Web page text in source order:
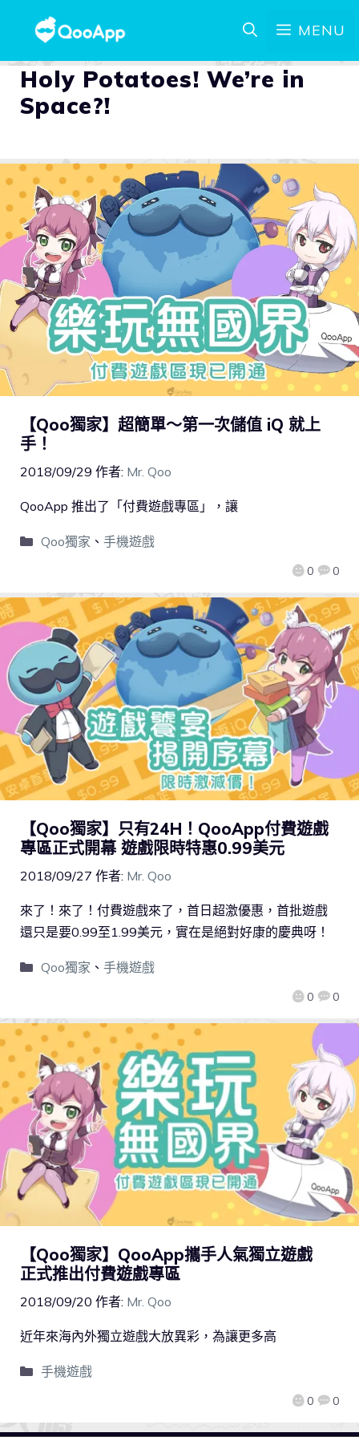
MENU
Holy Potatoes! We’re in
Space?!
【Qoo獨家】超簡單～第一次儲值 iQ 就上
手！
2018/09/29 作者: Mr. Qoo
0 0
QooApp 推出了「付費遊戲專區」，讓
Qoo獨家 、 手機遊戲
【Qoo獨家】只有24H！QooApp付費遊戲
專區正式開幕 遊戲限時特惠0.99美元
2018/09/27 作者: Mr. Qoo
0 0
來了！來了！付費遊戲來了，首日超激優惠，首批遊戲
還只是要0.99至1.99美元，實在是絕對好康的慶典呀！
Qoo獨家 、 手機遊戲
【Qoo獨家】QooApp攜手人氣獨立遊戲
正式推出付費遊戲專區
2018/09/20 作者: Mr. Qoo
0 0
近年來海內外獨立遊戲大放異彩，為讓更多高
手機遊戲